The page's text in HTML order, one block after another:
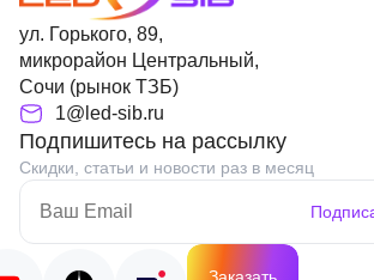
ул. Горького, 89,
микрорайон Центральный,
Сочи (рынок ТЗБ)
1@led-sib.ru
Подпишитесь на рассылку
Скидки, статьи и новости раз в месяц